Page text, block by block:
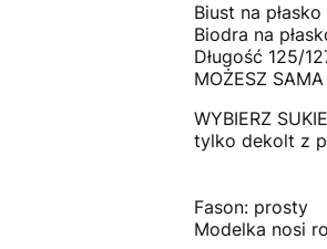
Biust na
Biodra na
Długość 125/
MOŻESZ
WYBIERZ
tylko dekolt z
Fason: prosty
Modelka nosi